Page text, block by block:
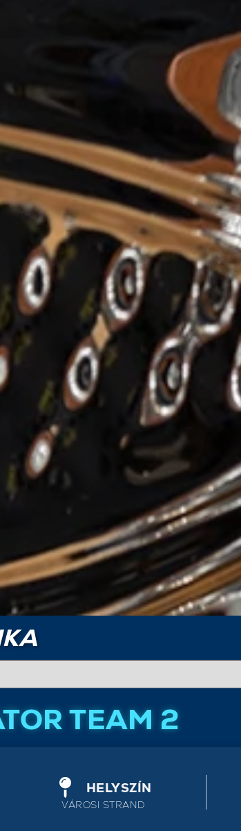
TEAM 2
HELYSZÍN
VÁROSI STRAND